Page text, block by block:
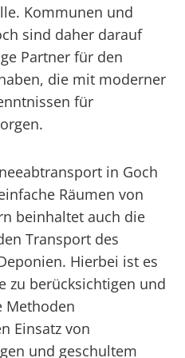
Kommunen und
sind daher darauf
Partner für den
die mit moderner
für
in Goch
Räumen von
beinhaltet auch die
Transport des
Hierbei ist es
zu berücksichtigen und
Methoden
Einsatz von
und geschultem